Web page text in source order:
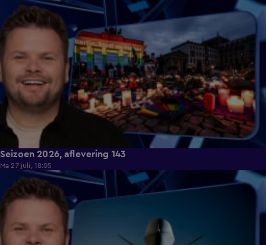
44:08
Seizoen 2026, aflevering 143
Ma 27 juli, 18:05
46:37